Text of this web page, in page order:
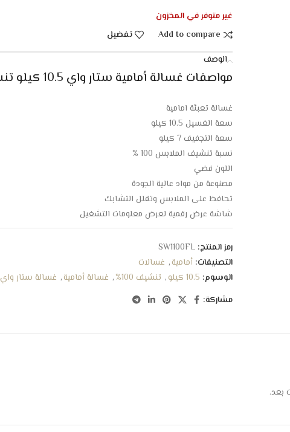
غير متوفر في المخزون
Add to compare
تفضيل
الوصف
مواصفات غسالة أمامية ستار واي 10.5 كيلو تنشيف 100% – فضي :
غسالة تعبئة امامية
سعة الغسيل 10.5 كيلو
سعة التجفيف 7 كيلو
نسبة تنشيف الملابس 100 %
اللون فضي
مصنوعة من مواد عالية الجودة
تحافظ على الملابس وتقلل التشابك
شاشة عرض رقمية لعرض معلومات التشغيل
زرار تحكم يدوي في اختيار برنامج الغسيل
برامج متعدد للغسيل
درج مخصص لإضافة المسحوق
فلتر لتنقية المياة من الشوائب
استهلاك اقتصادي للطاقة
رمز المنتج: SW1100FL
التصنيفات: أمامية, غسالات
الوسوم: 10.5 كيلو , تنشيف 100% , غسالة أمامية, غسالة ستار واي
مشاركة:
بعد.